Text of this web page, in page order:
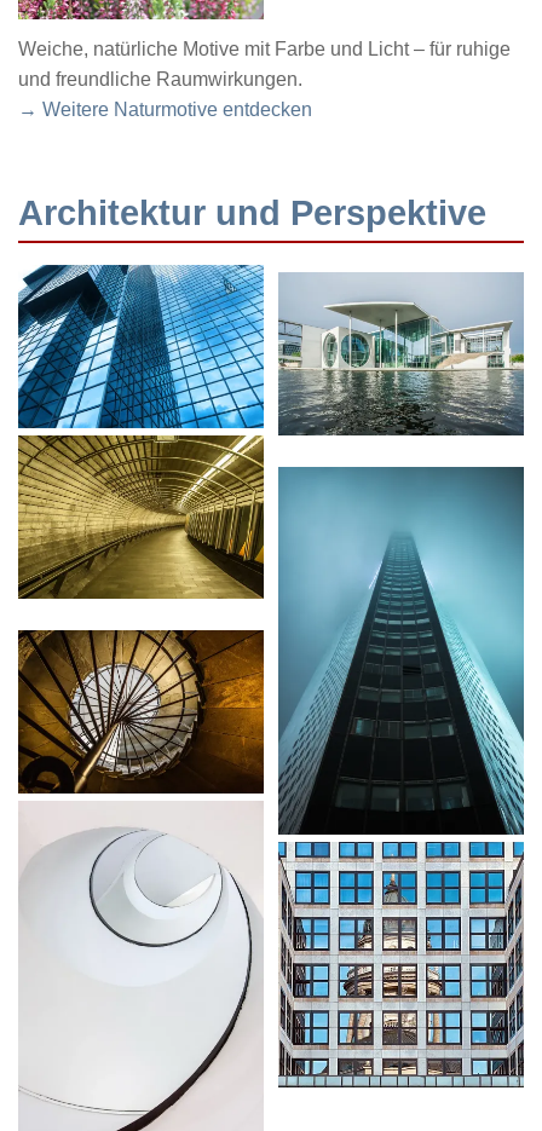
Weiche, natürliche Motive mit Farbe und Licht – für ruhige
und freundliche Raumwirkungen.
→ Weitere Naturmotive entdecken
Architektur und Perspektive